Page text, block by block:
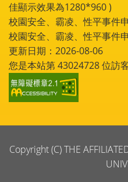
佳顯示效果為1280*960 )
校園安全、霸凌、性平事件
校園安全、霸凌、性平事件
更新日期：2026-08-06
您是本站第43024728位訪
Copyright (C) THE